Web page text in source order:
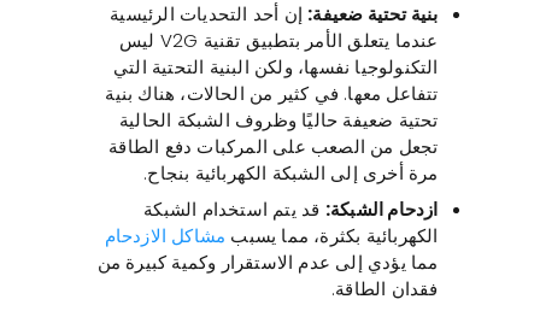
بنية تحتية ضعيفة: إن أحد التحديات الرئيسية
عندما يتعلق الأمر بتطبيق تقنية V2G ليس
التكنولوجيا نفسها، ولكن البنية التحتية التي
تتفاعل معها. في كثير من الحالات، هناك بنية
تحتية ضعيفة حاليًا وظروف الشبكة الحالية
تجعل من الصعب على المركبات دفع الطاقة
مرة أخرى إلى الشبكة الكهربائية بنجاح.
ازدحام الشبكة: قد يتم استخدام الشبكة
الكهربائية بكثرة، مما يسبب مشاكل الازدحام
مما يؤدي إلى عدم الاستقرار وكمية كبيرة من
فقدان الطاقة.